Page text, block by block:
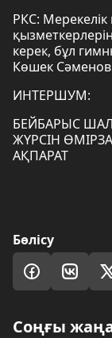
РКС:
керек, бұл
Көшек
ИНТЕРШУМ:
БЕЙБАРЫС
ЖҮРСІН
АҚПАРАТ
Бөлісу
Соңғы